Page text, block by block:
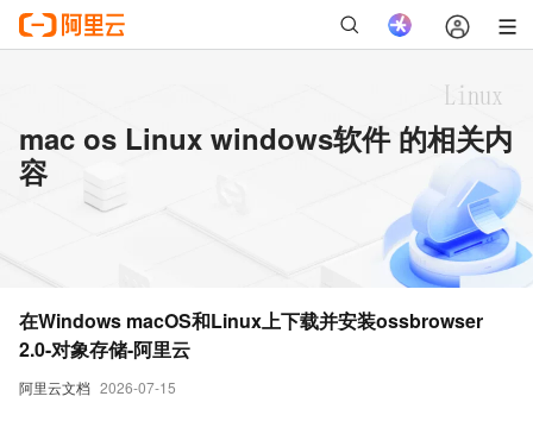
mac os Linux windows软件 的相关内
容
阿里云文档 2026-07-15
在Windows macOS和Linux上下载并安装ossbrowser
2.0-对象存储-阿里云